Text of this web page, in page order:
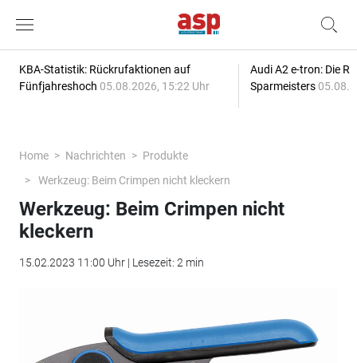
KBA-Statistik: Rückrufaktionen auf
Fünfjahreshoch 05.08.2026, 15:22 Uhr
Audi A2 e-tron: Die
Sparmeisters
Home Nachrichten
Produkte
Werkzeug: Beim Crimpen nicht kleckern
Werkzeug: Beim Crimpen nicht
kleckern
15.02.2023 11:00 Uhr | Lesezeit: 2 min